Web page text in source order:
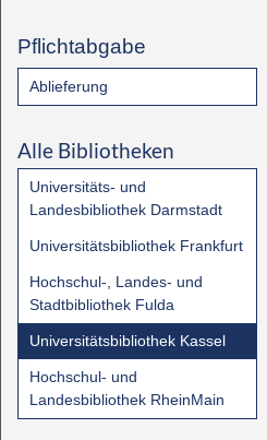
Pflichtabgabe
Ablieferung
Alle Bibliotheken
Universitäts- und
Landesbibliothek Darmstadt
Universitätsbibliothek Frankfurt
Hochschul-, Landes- und
Stadtbibliothek Fulda
Universitätsbibliothek Kassel
Hochschul- und
Landesbibliothek RheinMain